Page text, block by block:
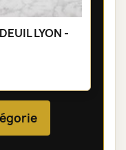
LYON -